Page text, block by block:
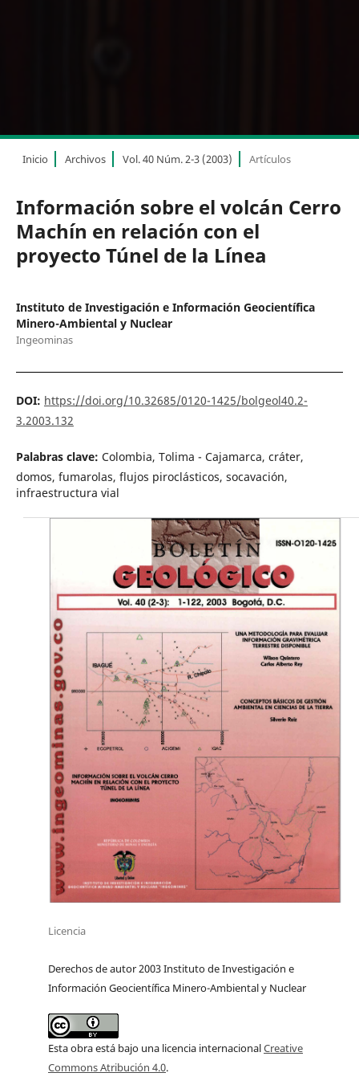
Inicio Archivos Vol. 40 Núm. 2-3 (2003) Artículos
Información sobre el volcán Cerro
Machín en relación con el
proyecto Túnel de la Línea
Instituto de Investigación e Información Geocientífica
Minero-Ambiental y Nuclear
Ingeominas
DOI: https://doi.org/10.32685/0120-1425/bolgeol40.2-
3.2003.132
Palabras clave: Colombia, Tolima - Cajamarca, cráter,
domos, fumarolas, flujos piroclásticos, socavación,
infraestructura vial
Licencia
Derechos de autor 2003 Instituto de Investigación e
Información Geocientífica Minero-Ambiental y Nuclear
Esta obra está bajo una licencia internacionalCreative
Commons Atribución 4.0.